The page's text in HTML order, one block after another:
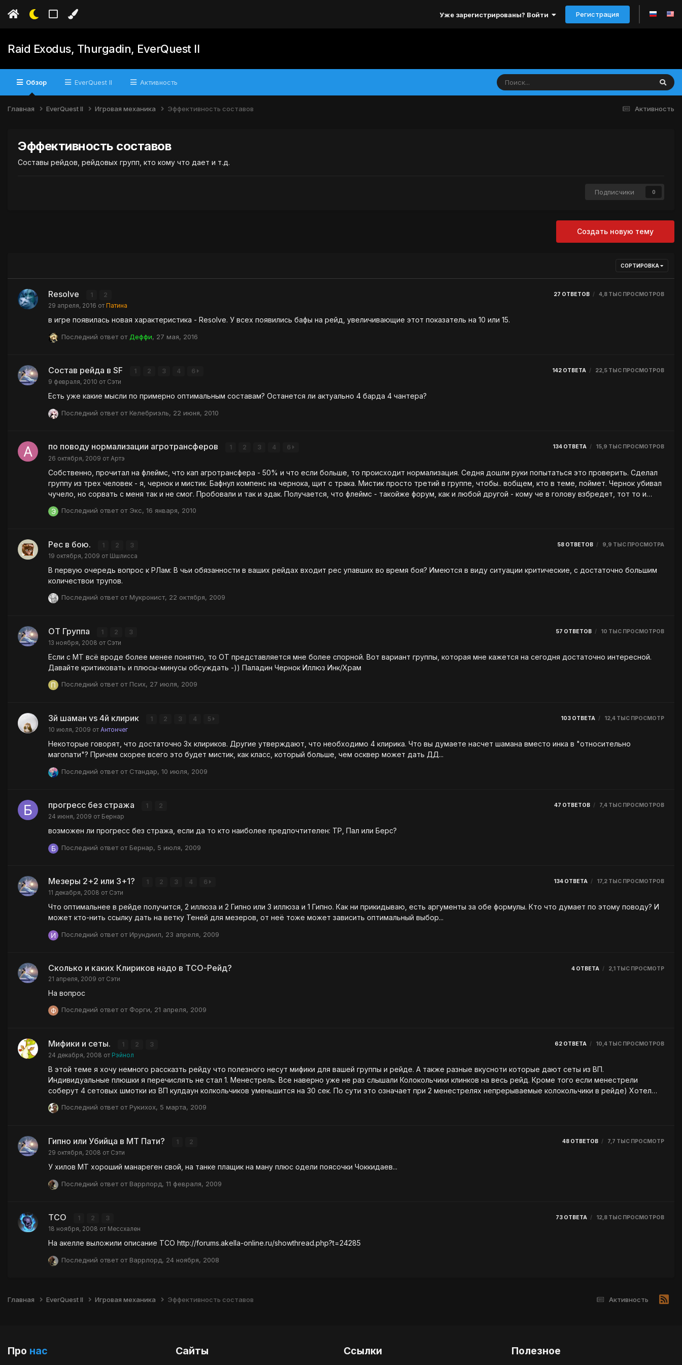
Уже зарегистрированы? Войти Регистрация
Raid Exodus, Thurgadin, EverQuest II
Обзор EverQuest II Активность
Активность
Главная EverQuest II Игровая механика Эффективность составов
Эффективность составов
Составы рейдов, рейдовых групп, кто кому что дает и т.д.
Подписчики 0
Создать новую тему
СОРТИРОВКА
Resolve 1 2
29 апреля, 2016 от Патина
27 ОТВЕТОВ 4,8 ТЫС ПРОСМОТРОВ
в игре появилась новая характеристика - Resolve. У всех появились бафы на рейд, увеличивающие этот показатель на 10 или 15.
Последний ответ от Деффи, 27 мая, 2016
Состав рейда в SF 1 2 3 4 6
9 февраля, 2010 от Сэти
142 ОТВЕТА 22,5 ТЫС ПРОСМОТРОВ
Есть уже какие мысли по примерно оптимальным составам? Останется ли актуально 4 барда 4 чантера?
Последний ответ от Келебриэль, 22 июня, 2010
по поводу нормализации агротрансферов 1 2 3 4 6
26 октября, 2009 от Артэ
134 ОТВЕТА 15,9 ТЫС ПРОСМОТРОВ
Собственно, прочитал на флеймс, что кап агротрансфера - 50% и что если больше, то происходит нормализация. Седня дошли руки попытаться это проверить. Сделал
группу из трех человек - я, чернок и мистик. Бафнул компенс на чернока, щит с трака. Мистик просто третий в группе, чтобы.. вобщем, кто в теме, поймет. Чернок убивал
чучело, но сорвать с меня так и не смог. Пробовали и так и эдак. Получается, что флеймс - такойже форум, как и любой другой - кому че в голову взбредет, тот то и
пишет (его таким авторитетным считают, что прям зашибись). Но вернемся к теме - может я неправ ? Тогда хотелось бы увидеть доказательство того, что эта самая
нормализация имеет место. Могу …
Последний ответ от Экс, 16 января, 2010
Рес в бою. 1 2 3
19 октября, 2009 от Шшлисса
58 ОТВЕТОВ 9,9 ТЫС ПРОСМОТРА
В первую очередь вопрос к РЛам: В чьи обязанности в ваших рейдах входит рес упавших во время боя? Имеются в виду ситуации критические, с достаточно большим
количествои трупов.
Последний ответ от Мукронист, 22 октября, 2009
ОТ Группа 1 2 3
13 ноября, 2008 от Сэти
57 ОТВЕТОВ 10 ТЫС ПРОСМОТРОВ
Если с МТ всё вроде более менее понятно, то ОТ представляется мне более спорной. Вот вариант группы, которая мне кажется на сегодня достаточно интересной.
Давайте критиковать и плюсы-минусы обсуждать -)) Паладин Чернок Иллюз Инк/Храм
Последний ответ от Псих, 27 июля, 2009
3й шаман vs 4й клирик 1 2 3 4 5
10 июля, 2009 от Антончег
103 ОТВЕТА 12,4 ТЫС ПРОСМОТР
Некоторые говорят, что достаточно 3х клириков. Другие утверждают, что необходимо 4 клирика. Что вы думаете насчет шамана вместо инка в "относительно
магопати"? Причем скорее всего это будет мистик, как класс, который больше, чем осквер может дать ДД...
Последний ответ от Стандар, 10 июля, 2009
прогресс без стража 1 2
24 июня, 2009 от Бернар
47 ОТВЕТОВ 7,4 ТЫС ПРОСМОТРОВ
возможен ли прогресс без стража, если да то кто наиболее предпочтителен: ТР, Пал или Берс?
Последний ответ от Бернар, 5 июля, 2009
Мезеры 2+2 или 3+1? 1 2 3 4 6
11 декабря, 2008 от Сэти
134 ОТВЕТА 17,2 ТЫС ПРОСМОТРОВ
Что оптимальнее в рейде получится, 2 иллюза и 2 Гипно или 3 иллюза и 1 Гипно. Как ни прикидываю, есть аргументы за обе формулы. Кто что думает по этому поводу? И
может кто-нить ссылку дать на ветку Теней для мезеров, от неё тоже может зависить оптимальный выбор...
Последний ответ от Ирундиил, 23 апреля, 2009
Сколько и каких Клириков надо в ТСО-Рейд?
21 апреля, 2009 от Сэти
4 ОТВЕТА 2,1 ТЫС ПРОСМОТР
На вопрос
Последний ответ от Форги, 21 апреля, 2009
Мифики и сеты. 1 2 3
24 декабря, 2008 от Рэйнол
62 ОТВЕТА 10,4 ТЫС ПРОСМОТРОВ
В этой теме я хочу немного рассказть рейду что полезного несут мифики для вашей группы и рейде. А также разные вкусноти которые дают сеты из ВП.
Индивидуальные плюшки я перечислять не стал 1. Менестрель. Все наверно уже не раз слышали Колокольчики клинков на весь рейд. Кроме того если менестрели
соберут 4 сетовых шмотки из ВП кулдаун колкольчиков уменьшится на 30 сек. По сути это означает при 2 менестрелях непрерываемые колокольчики в рейде) Хотел
заодно спросить - дальность действия у колокольчиков есть? 2. Трубадур. Безупречность мастера на весь рейд. Примерно то же что и колокольчики но для магов. С
Последний ответ от Рукихох, 5 марта, 2009
Гипно или Убийца в МТ Пати? 1 2
29 октября, 2008 от Сэти
48 ОТВЕТОВ 7,7 ТЫС ПРОСМОТР
У хилов МТ хороший манареген свой, на танке плащик на ману плюс одели поясочки Чоккидаев...
Последний ответ от Варрлорд, 11 февраля, 2009
ТСО 1 2 3
18 ноября, 2008 от Мессхален
73 ОТВЕТА 12,8 ТЫС ПРОСМОТРОВ
На акелле выложили описание ТСО http://forums.akella-online.ru/showthread.php?t=24285
Последний ответ от Варрлорд, 24 ноября, 2008
Активность
Главная EverQuest II Игровая механика Эффективность составов
Про нас Сайты Ссылки Полезное